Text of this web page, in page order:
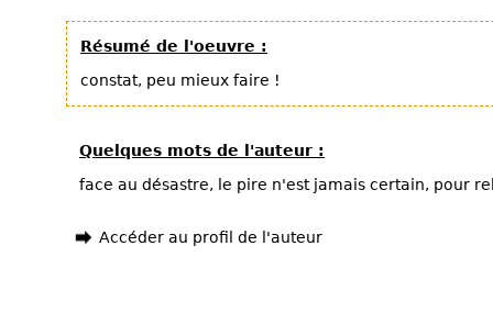
Résumé de l'oeuvre :
constat, peu mieux faire !
Quelques mots de l'auteur :
face au désastre, le pire n'est jamais certain, pour
Accéder au profil de l'auteur